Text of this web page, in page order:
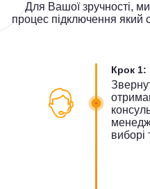
Для Вашої зручності,
процес підключення який
Крок 1:
виборі